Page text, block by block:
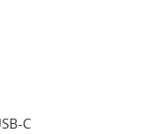
C